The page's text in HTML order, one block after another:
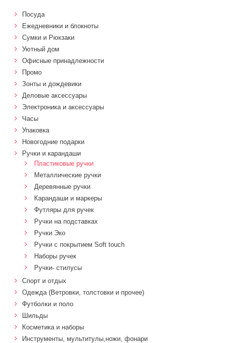
Посуда
Ежедневники и блокноты
Сумки и Рюкзаки
Уютный дом
Офисные принадлежности
Промо
Зонты и дождевики
Деловые аксессуары
Электроника и аксессуары
Часы
Упаковка
Новогодние подарки
Ручки и карандаши
Пластиковые ручки
Металлические ручки
Деревянные ручки
Карандаши и маркеры
Футляры для ручек
Ручки на подставках
Ручки Эко
Ручки с покрытием Soft touch
Наборы ручек
Ручки- стилусы
Спорт и отдых
Одежда (Ветровки, толстовки и прочее)
Футболки и поло
Шильды
Косметика и наборы
Инструменты, мультитулы,ножи, фонари